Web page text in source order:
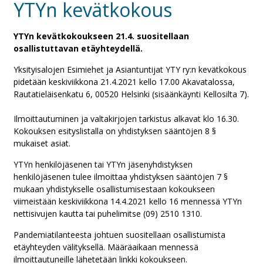
YTYn kevätkokous
YTYn kevätkokoukseen 21.4. suositellaan
osallistuttavan etäyhteydellä.
Yksityisalojen Esimiehet ja Asiantuntijat YTY ry:n kevätkokous
pidetään keskiviikkona 21.4.2021 kello 17.00 Akavatalossa,
Rautatieläisenkatu 6, 00520 Helsinki (sisäänkäynti Kellosilta 7).
Ilmoittautuminen ja valtakirjojen tarkistus alkavat klo 16.30.
Kokouksen esityslistalla on yhdistyksen sääntöjen 8 §
mukaiset asiat.
YTYn henkilöjäsenen tai YTYn jäsenyhdistyksen
henkilöjäsenen tulee ilmoittaa yhdistyksen sääntöjen 7 §
mukaan yhdistykselle osallistumisestaan kokoukseen
viimeistään keskiviikkona 14.4.2021 kello 16 mennessä YTYn
nettisivujen kautta tai puhelimitse (09) 2510 1310.
Pandemiatilanteesta johtuen suositellaan osallistumista
etäyhteyden välityksellä. Määräaikaan mennessä
ilmoittautuneille lähetetään linkki kokoukseen.